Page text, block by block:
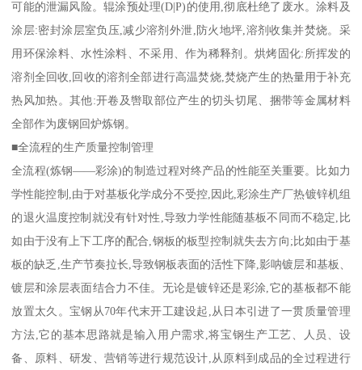
可能的泄漏风险。辊涂预处理(D|P)的使用,彻底杜绝了废水。涂料及
涂层:密封涂层室负压,减少溶剂外泄,防火地坪,溶剂收集并焚烧。采
用环保涂料、水性涂料、不采用、作为稀释剂。烘烤固化:所挥发的
溶剂全回收,回收的溶剂全部进行高温焚烧,焚烧产生的热量用于补充
热风加热。其他:开卷及辔取部位产生的切头切尾、捆带等金属材料
全部作为废钢回炉炼钢。
■全流程的生产质量控制管理
全流程(炼钢——彩涂)的制造过程对终产品的性能至关重要。比如力
学性能控制,由于对基板化学成分不受控,因此,彩涂生产厂热镀锌机组
的退火温度控制就没有针对性,导致力学性能随基板不同而不稳定,比
如由于没有上下工序的配合,钢板的板型控制就失去方向;比如由于基
板的缺乏,生产节奏拉长,导致钢板表面的活性下降,影呐镀层和基板、
镀层和涂层表面结合力不佳。无论是镀锌还是彩涂,它的基板都不能
放置太久。宝钢从70年代末开工建设起,从日本引进了一贯质量管理
方法,它的基本思路就是输入用户需求,将宝钢生产工艺、人员、设
备、原料、研发、营销等进行规范设计,从原料到成品的全过程进行